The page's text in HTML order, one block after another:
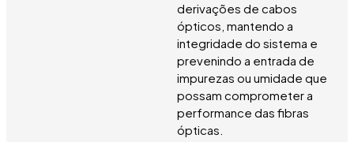
derivações de cabos
ópticos, mantendo a
integridade do sistema e
prevenindo a entrada de
impurezas ou umidade que
possam comprometer a
performance das fibras
ópticas.